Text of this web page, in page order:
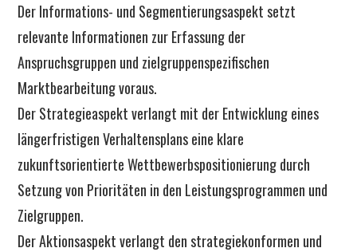
Der Informations- und Segmentierungsaspekt setzt
relevante Informationen zur Erfassung der
Anspruchsgruppen und zielgruppenspezifischen
Marktbearbeitung voraus.
Der Strategieaspekt verlangt mit der Entwicklung eines
längerfristigen Verhaltensplans eine klare
zukunftsorientierte Wettbewerbspositionierung durch
Setzung von Prioritäten in den Leistungsprogrammen und
Zielgruppen.
Der Aktionsaspekt verlangt den strategiekonformen und